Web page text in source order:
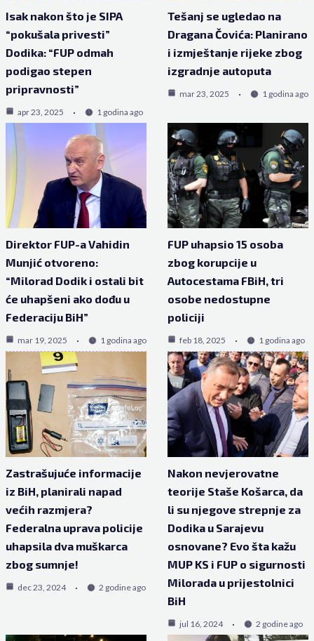
Isak nakon što je SIPA
“pokušala privesti”
Dodika: “FUP odmah
podigao stepen
pripravnosti”
apr 23, 2025 1 godina ago
Tešanj se ugledao na
Dragana Čovića: Planirano
i izmještanje rijeke zbog
izgradnje autoputa
mar 23, 2025 1 godina ago
Direktor FUP-a Vahidin
Munjić otvoreno:
“Milorad Dodik i ostali bit
će uhapšeni ako dođu u
Federaciju BiH”
mar 19, 2025 1 godina ago
FUP uhapsio 15 osoba
zbog korupcije u
Autocestama FBiH, tri
osobe nedostupne
policiji
feb 18, 2025 1 godina ago
Zastrašujuće informacije
iz BiH, planirali napad
većih razmjera?
Federalna uprava policije
uhapsila dva muškarca
zbog sumnje!
dec 23, 2024 2 godine ago
Nakon nevjerovatne
teorije Staše Košarca, da
li su njegove strepnje za
Dodika u Sarajevu
osnovane? Evo šta kažu
MUP KS i FUP o sigurnosti
Milorada u prijestolnici
BiH
jul 16, 2024 2 godine ago